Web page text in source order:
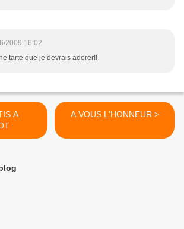
2009 16:02
tarte que je devrais adorer!!
A VOUS L'HONNEUR >